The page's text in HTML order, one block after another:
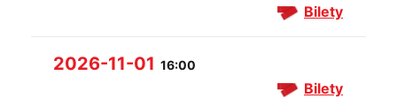
Bilety
2026-11-01 16:00
Bilety